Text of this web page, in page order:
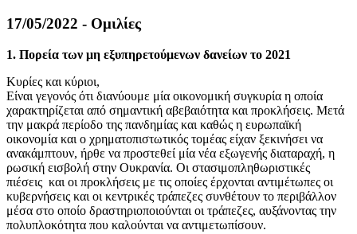
17/05/2022 - Ομιλίες
1. Πορεία των μη εξυπηρετούμενων δανείων το 2021
Κυρίες και κύριοι,
Είναι γεγονός ότι διανύουμε μία οικονομική συγκυρία η οποία
χαρακτηρίζεται από σημαντική αβεβαιότητα και προκλήσεις. Μετά
την μακρά περίοδο της πανδημίας και καθώς η ευρωπαϊκή
οικονομία και ο χρηματοπιστωτικός τομέας είχαν ξεκινήσει να
ανακάμπτουν, ήρθε να προστεθεί μία νέα εξωγενής διαταραχή, η
ρωσική εισβολή στην Ουκρανία. Οι στασιμοπληθωριστικές
πιέσεις και οι προκλήσεις με τις οποίες έρχονται αντιμέτωπες οι
κυβερνήσεις και οι κεντρικές τράπεζες συνθέτουν το περιβάλλον
μέσα στο οποίο δραστηριοποιούνται οι τράπεζες, αυξάνοντας την
πολυπλοκότητα που καλούνται να αντιμετωπίσουν.